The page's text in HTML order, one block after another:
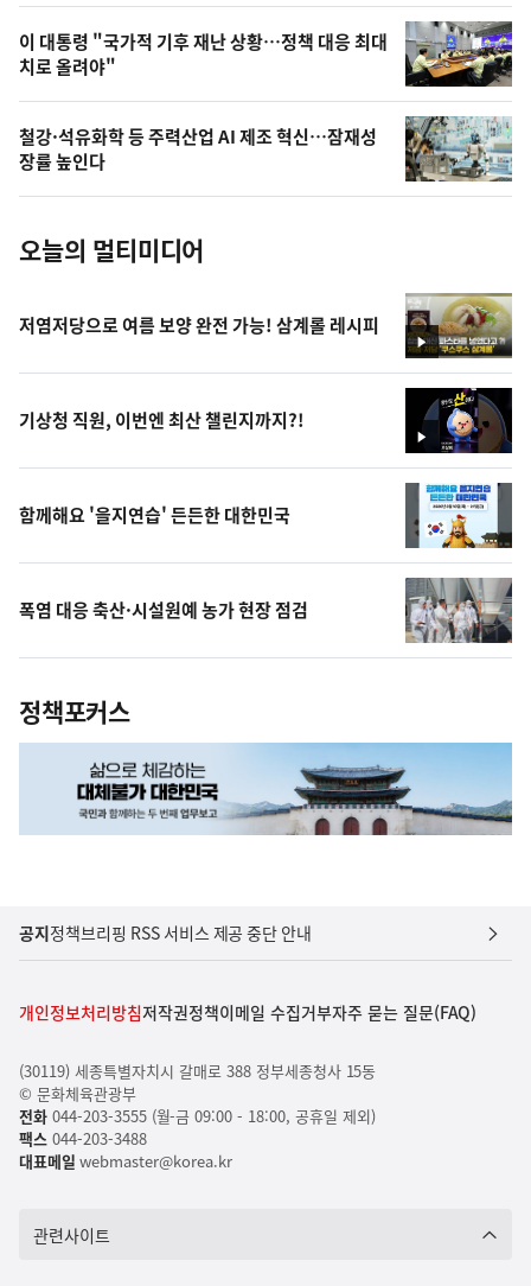
오
늘
의
사
진
이 대통령 "국가적 기후 재난 상황…정책 대응 최대
치로 올려야"
철강·석유화학 등 주력산업 AI 제조 혁신…잠재성
장률 높인다
오늘의 멀티미디어
영
상
저염저당으로 여름 보양 완전 가능! 삼계롤 레시피
영
상
기상청 직원, 이번엔 최산 챌린지까지?!
함께해요 '을지연습' 든든한 대한민국
폭염 대응 축산·시설원예 농가 현장 점검
정책포커스
공지정책브리핑 RSS 서비스 제공 중단 안내
개인정보처리방침저작권정책이메일 수집거부자주 묻는 질문(FAQ)
(30119) 세종특별자치시 갈매로 388 정부세종청사 15동
© 문화체육관광부
전화044-203-3555 (월-금 09:00 - 18:00, 공휴일 제외)
팩스044-203-3488
대표메일 webmaster@korea.kr
관련사이트